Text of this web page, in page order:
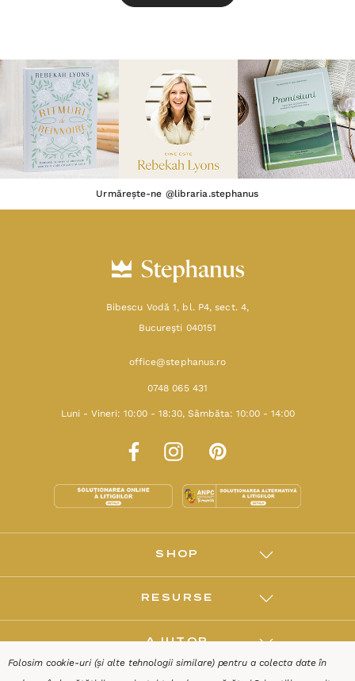
Urmărește-ne @libraria.stephanus
Bibescu Vodă 1, bl. P4, sect. 4,
Bucureşti 040151
office@stephanus.ro
0748 065 431
Luni - Vineri: 10:00 - 18:30, Sâmbăta: 10:00 - 14:00
SHOP
RESURSE
AJUTOR
Folosim cookie-uri (și alte tehnologii similare) pentru a colecta date în